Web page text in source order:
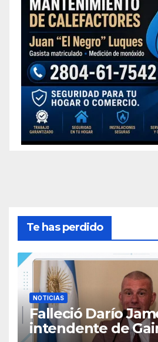
Te has perdido
NOTICIAS
Falleció Darío
intendente de